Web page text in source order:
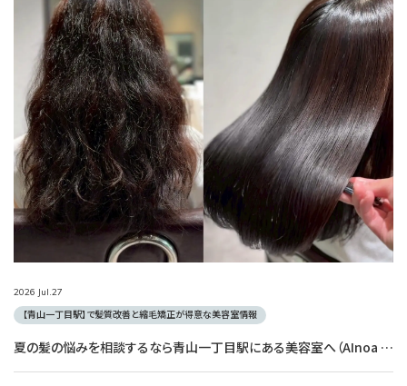
2026 Jul. 27
【青山一丁目駅】で髪質改善と縮毛矯正が得意な美容室情報
夏の髪の悩みを相談するなら青山一丁目駅にある美容室へ（AInoa RUANA）